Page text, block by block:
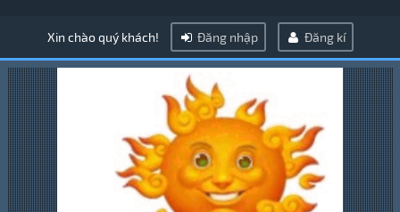
Xin chào quý khách! Đăng nhập Đăng kí